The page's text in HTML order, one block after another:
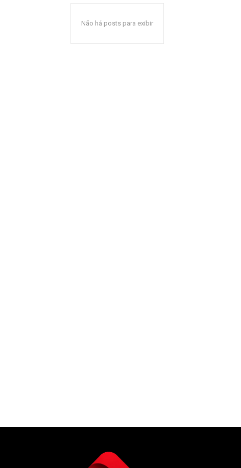
Não há posts para exibir